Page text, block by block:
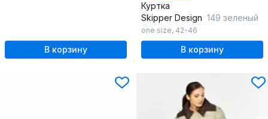
В корзину
Куртка
Skipper Design 149 зеленый
one size, 42-46
В корзину